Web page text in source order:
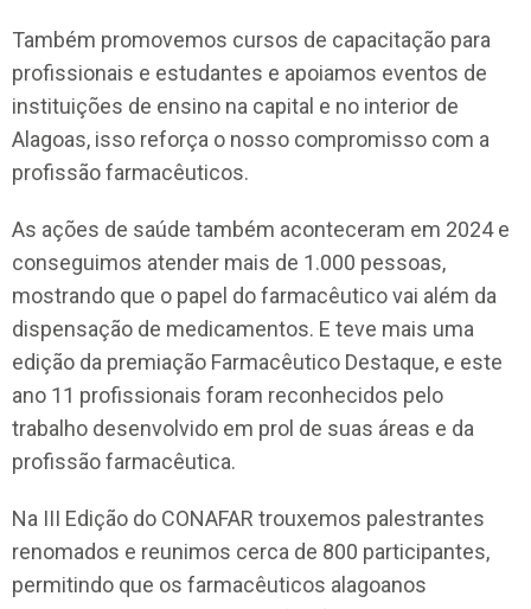
Também promovemos cursos de capacitação para
profissionais e estudantes e apoiamos eventos de
instituições de ensino na capital e no interior de
Alagoas, isso reforça o nosso compromisso com a
profissão farmacêuticos.
As ações de saúde também aconteceram em 2024 e
conseguimos atender mais de 1.000 pessoas,
mostrando que o papel do farmacêutico vai além da
dispensação de medicamentos. E teve mais uma
edição da premiação Farmacêutico Destaque, e este
ano 11 profissionais foram reconhecidos pelo
trabalho desenvolvido em prol de suas áreas e da
profissão farmacêutica.
Na III Edição do CONAFAR trouxemos palestrantes
renomados e reunimos cerca de 800 participantes,
permitindo que os farmacêuticos alagoanos